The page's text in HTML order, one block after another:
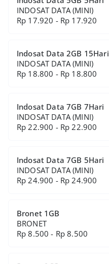
INDOSAT DATA (MINI)
Rp 17.920 - Rp 17.920
Indosat Data 2GB 15Hari
INDOSAT DATA (MINI)
Rp 18.800 - Rp 18.800
Indosat Data 7GB 7Hari
INDOSAT DATA (MINI)
Rp 22.900 - Rp 22.900
Indosat Data 7GB 5Hari
INDOSAT DATA (MINI)
Rp 24.900 - Rp 24.900
Bronet 1GB
BRONET
Rp 8.500 - Rp 8.500